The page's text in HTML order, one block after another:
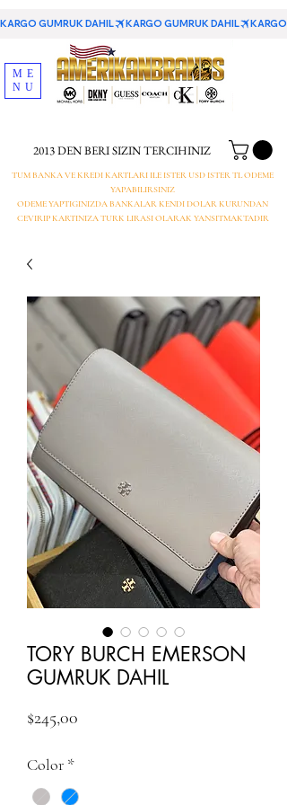
KARGO GUMRUK DAHIL
2013 DEN BERI SIZIN TERCIHINIZ
TUM BANKA VE KREDI KARTLARI ILE ISTER USD ISTER TL ODEME
YAPABILIRSINIZ
ODEME YAPTIGINIZDA BANKALAR KENDI DOLAR KURUNDAN
CEVIRIP KARTINIZA TURK LIRASI OLARAK YANSITMAKTADIR
ME
NU
TORY BURCH EMERSON
GUMRUK DAHIL
$245,00
Color *